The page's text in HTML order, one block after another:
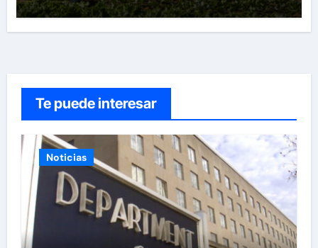
Te puede interesar
Noticias